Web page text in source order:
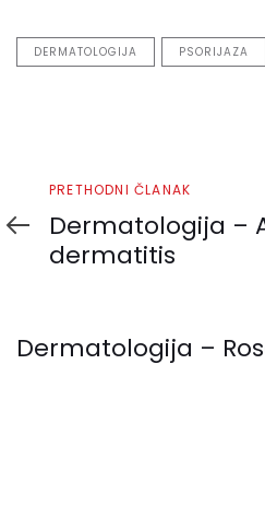
DERMATOLOGIJA PSORIJAZA
Prethodni
članak
PRETHODNI ČLANAK
Dermatologija –
dermatitis
članak
Dermatologija –